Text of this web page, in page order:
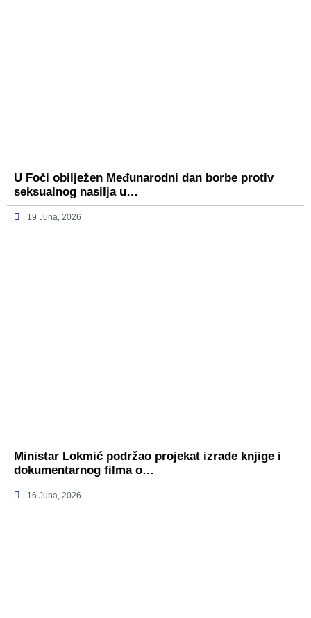
U Foči obilježen Međunarodni dan borbe protiv
seksualnog nasilja u…
19 Juna, 2026
Ministar Lokmić podržao projekat izrade knjige i
dokumentarnog filma o…
16 Juna, 2026